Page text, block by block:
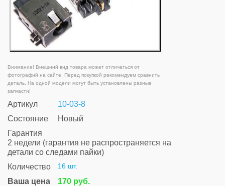
Внимание! Внешний вид товара может отличаться от
фотографий на сайте. Перед покупкой рекомендуем сравнить
деталь. На одной модели могут быть установлены разные
запчасти!
Артикул
10-03-8
Состояние
Новый
Гарантия
2 недели (гарантия не распространяется на
детали со следами пайки)
Количество
16 шт.
Ваша цена 170 руб.